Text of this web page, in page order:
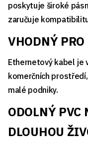
poskytuje široké
zaručuje
VHODNÝ
Ethernetový kabel je
komerčních
malé podniky.
ODOLNÝ PVC
DLOUHOU